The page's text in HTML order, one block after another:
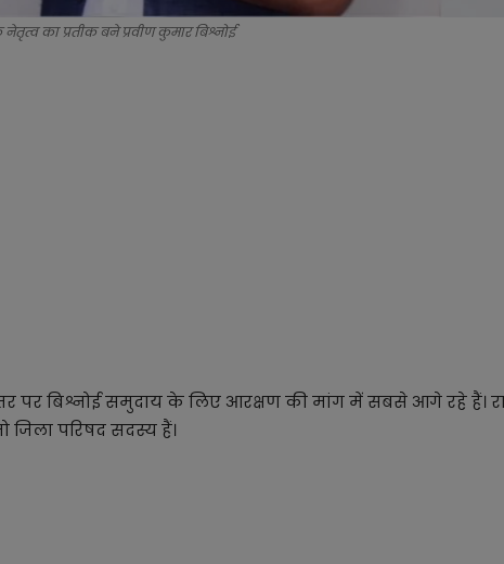
का प्रतीक बने प्रवीण कुमार बिश्नोई
स्तर पर बिश्नोई समुदाय के लिए आरक्षण की मांग में सबसे आगे रहे हैं।
जिला परिषद सदस्य हैं।